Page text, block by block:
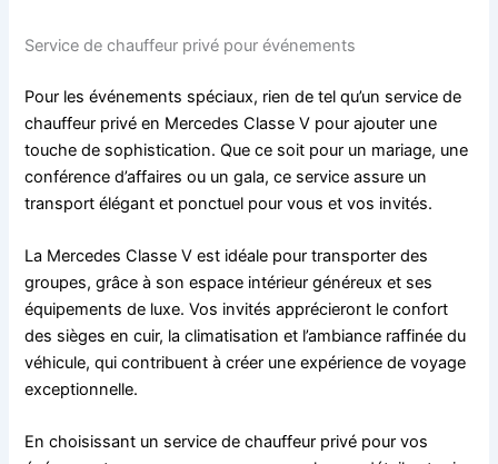
Service de chauffeur privé pour événements
Pour les événements spéciaux, rien de tel qu’un service de
chauffeur privé en Mercedes Classe V pour ajouter une
touche de sophistication. Que ce soit pour un mariage, une
conférence d’affaires ou un gala, ce service assure un
transport élégant et ponctuel pour vous et vos invités.
La Mercedes Classe V est idéale pour transporter des
groupes, grâce à son espace intérieur généreux et ses
équipements de luxe. Vos invités apprécieront le confort
des sièges en cuir, la climatisation et l’ambiance raffinée du
véhicule, qui contribuent à créer une expérience de voyage
exceptionnelle.
En choisissant un service de chauffeur privé pour vos